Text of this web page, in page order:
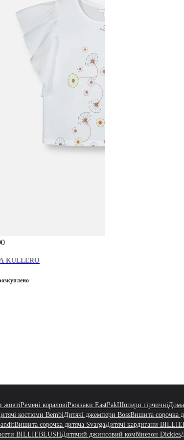
KULLERO
жовтіРемені кораловіРюкзаки EastPakШопери гірчичні
костюми BembiДитячі джемпери BossВишита сорочка
Вишита сорочка дитяча SvargaДитячі кардигани
BILLIEBLUSHДитячий джинсовий комбінезон Dickies